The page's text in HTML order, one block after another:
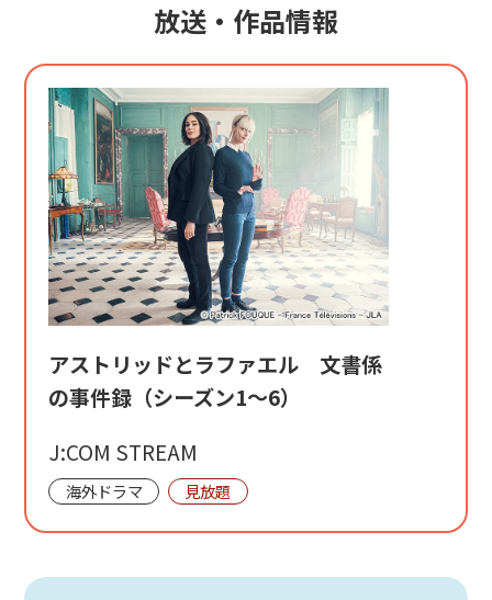
放送・作品情報
アストリッドとラファエル 文書係
の事件録（シーズン1～6）
J:COM STREAM
海外ドラマ 見放題